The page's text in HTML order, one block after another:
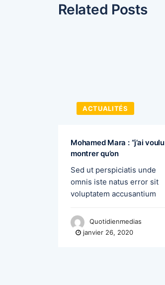
Related Posts
ACTUALITÉS
Mohamed Mara : “j’ai voulu
montrer qu’on
Sed ut perspiciatis unde
omnis iste natus error sit
voluptatem accusantium
Quotidienmedias
janvier 26, 2020